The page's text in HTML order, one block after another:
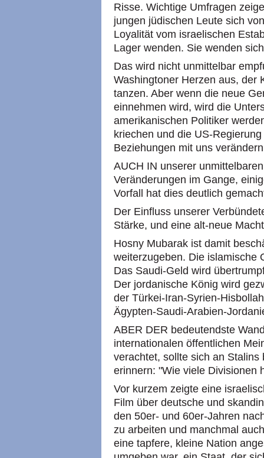
Risse. Wichtige Umfragen
jungen jüdischen Leute sich
Loyalität vom israelischen
Lager wenden. Sie wenden
Das wird nicht unmittelbar
Washingtoner Herzen aus, der
tanzen. Aber wenn die neue
einnehmen wird, wird die
amerikanischen Politiker
kriechen und die US-
Beziehungen mit uns
AUCH IN unserer
Veränderungen im Gange,
Vorfall hat dies deutlich
Der Einfluss unserer
Stärke, und eine alt-neue
Hosny Mubarak ist damit
weiterzugeben. Die islamische
Das Saudi-Geld wird
Der jordanische König wird
der Türkei-Iran-Syrien-
Ägypten-Saudi-Arabien-
ABER DER bedeutendste
internationalen öffentlichen
verachtet, sollte sich an
erinnern: "Wie viele Divisionen
Vor kurzem zeigte eine
Film über deutsche und
den 50er- und 60er-Jahren
zu arbeiten und manchmal
eine tapfere, kleine Nation